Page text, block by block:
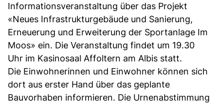
Informationsveranstaltung über das Projekt
«Neues Infrastrukturgebäude und Sanierung,
Erneuerung und Erweiterung der Sportanlage Im
Moos» ein. Die Veranstaltung findet um 19.30
Uhr im Kasinosaal Affoltern am Albis statt.
Die Einwohnerinnen und Einwohner können sich
dort aus erster Hand über das geplante
Bauvorhaben informieren. Die Urnenabstimmung